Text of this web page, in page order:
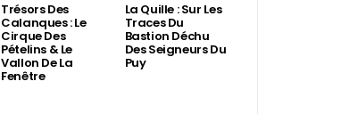
Trésors Des
Calanques : Le
Cirque Des
Pételins & Le
Vallon De La
Fenêtre
La Quille : Sur Les
Traces Du
Bastion Déchu
Des Seigneurs Du
Puy